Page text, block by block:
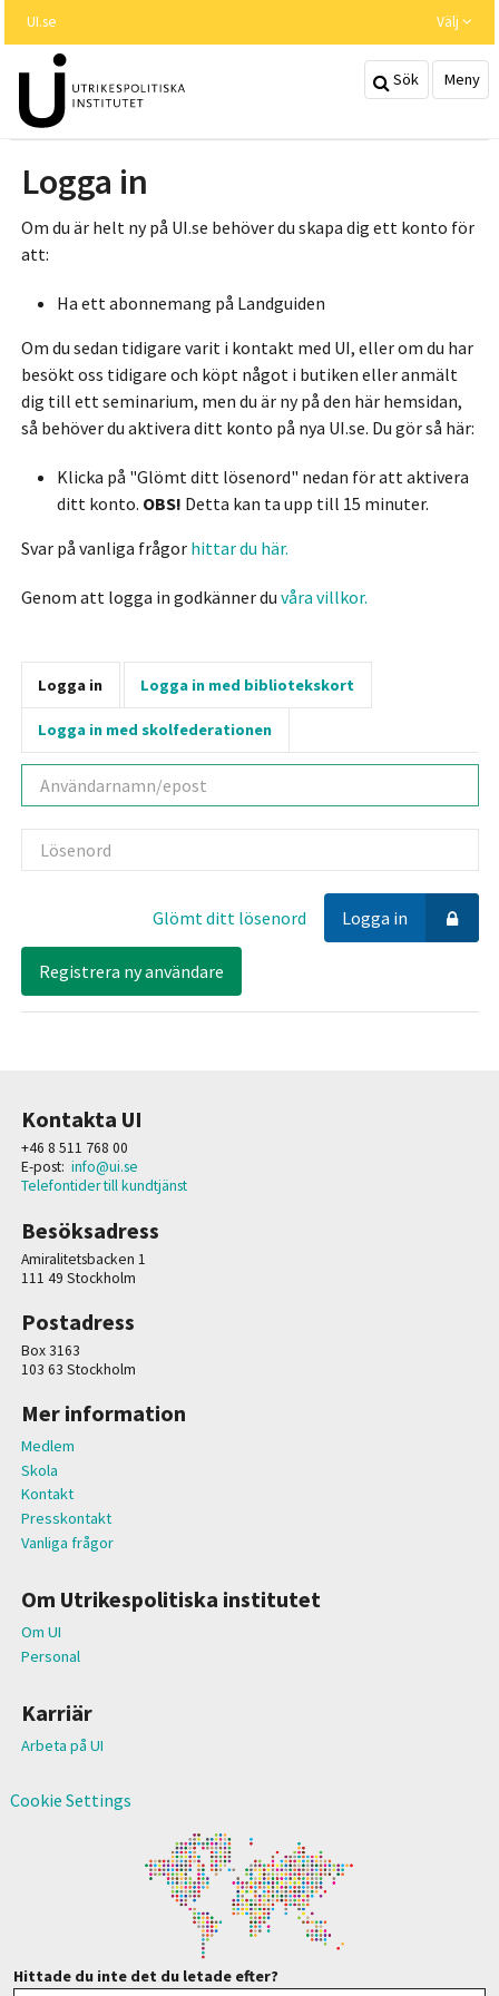
huvudinnehållet
UI.se Välj
Sök Meny
Logga in
Om du är helt ny på UI.se behöver du skapa dig ett konto för
att:
Ha ett abonnemang på Landguiden
Om du sedan tidigare varit i kontakt med UI, eller om du har
besökt oss tidigare och köpt något i butiken eller anmält
dig till ett seminarium, men du är ny på den här hemsidan,
så behöver du aktivera ditt konto på nya UI.se. Du gör så här:
Klicka på "Glömt ditt lösenord" nedan för att aktivera
ditt konto. OBS! Detta kan ta upp till 15 minuter.
Svar på vanliga frågor hittar du här.
Genom att logga in godkänner du våra villkor.
Logga in Logga in med bibliotekskort
Logga in med skolfederationen
Användarnamn
Lösenord
Logga in
Glömt ditt lösenord
Registrera ny användare
Kontakta UI
+46 8 511 768 00
E-post: info@ui.se
Telefontider till kundtjänst
Besöksadress
Amiralitetsbacken 1
111 49 Stockholm
Postadress
Box 3163
103 63 Stockholm
Mer information
Medlem
Skola
Kontakt
Presskontakt
Vanliga frågor
Om Utrikespolitiska institutet
Om UI
Personal
Karriär
Arbeta på UI
Cookie Settings
Hittade du inte det du letade efter?